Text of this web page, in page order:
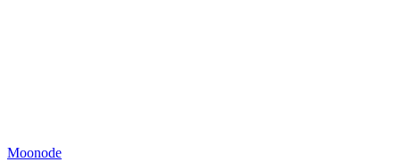
Moonode